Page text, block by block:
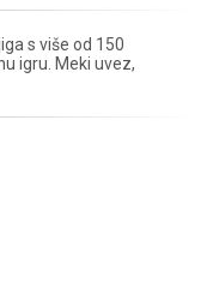
s više od 150
igru. Meki uvez,